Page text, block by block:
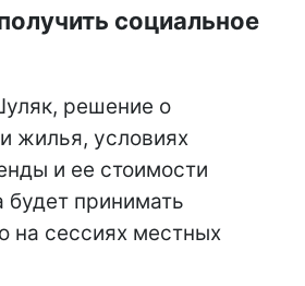
социальное
решение о
жилья, условиях
и ее стоимости
принимать
на сессиях местных